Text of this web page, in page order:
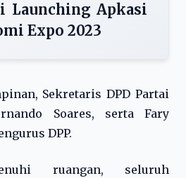
Launching Apkasi
Expo 2023
Sekretaris DPD Partai
Soares, serta Fary
DPP.
ruangan, seluruh